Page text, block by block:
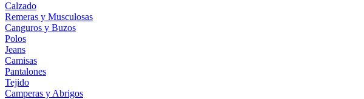
Calzado
Remeras y Musculosas
Canguros y Buzos
Polos
Jeans
Camisas
Pantalones
Tejido
Camperas y Abrigos